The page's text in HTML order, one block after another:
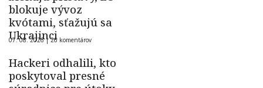
blokuje vývoz
kvótami, sťažujú sa
Ukrajinci
07. 08. 2026 |26 komentárov
Hackeri odhalili, kto
poskytoval presné